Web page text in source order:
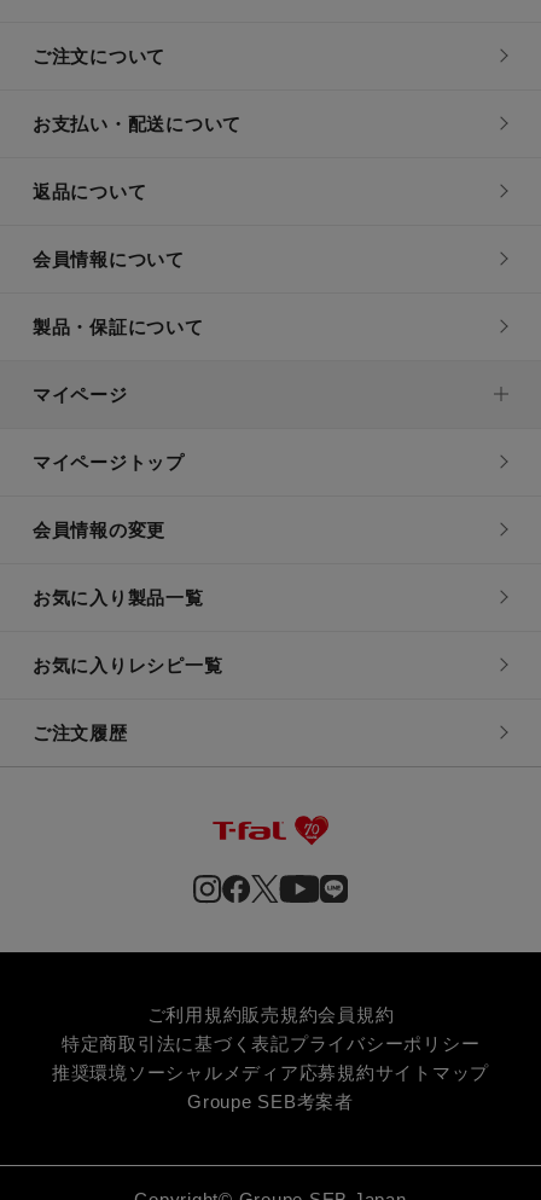
ご注文について
お支払い・配送について
返品について
会員情報について
製品・保証について
マイページ
マイページトップ
会員情報の変更
お気に入り製品一覧
お気に入りレシピ一覧
ご注文履歴
ご利用規約販売規約会員規約
特定商取引法に基づく表記プライバシーポリシー
推奨環境 ソーシャルメディア応募規約サイトマップ
Groupe SEB考案者